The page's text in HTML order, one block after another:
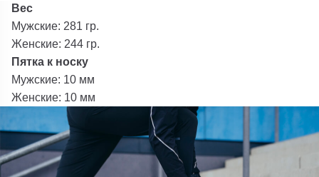
Вес
Мужские: 281 гр.
Женские: 244 гр.
Пятка к носку
Мужские: 10 мм
Женские: 10 мм